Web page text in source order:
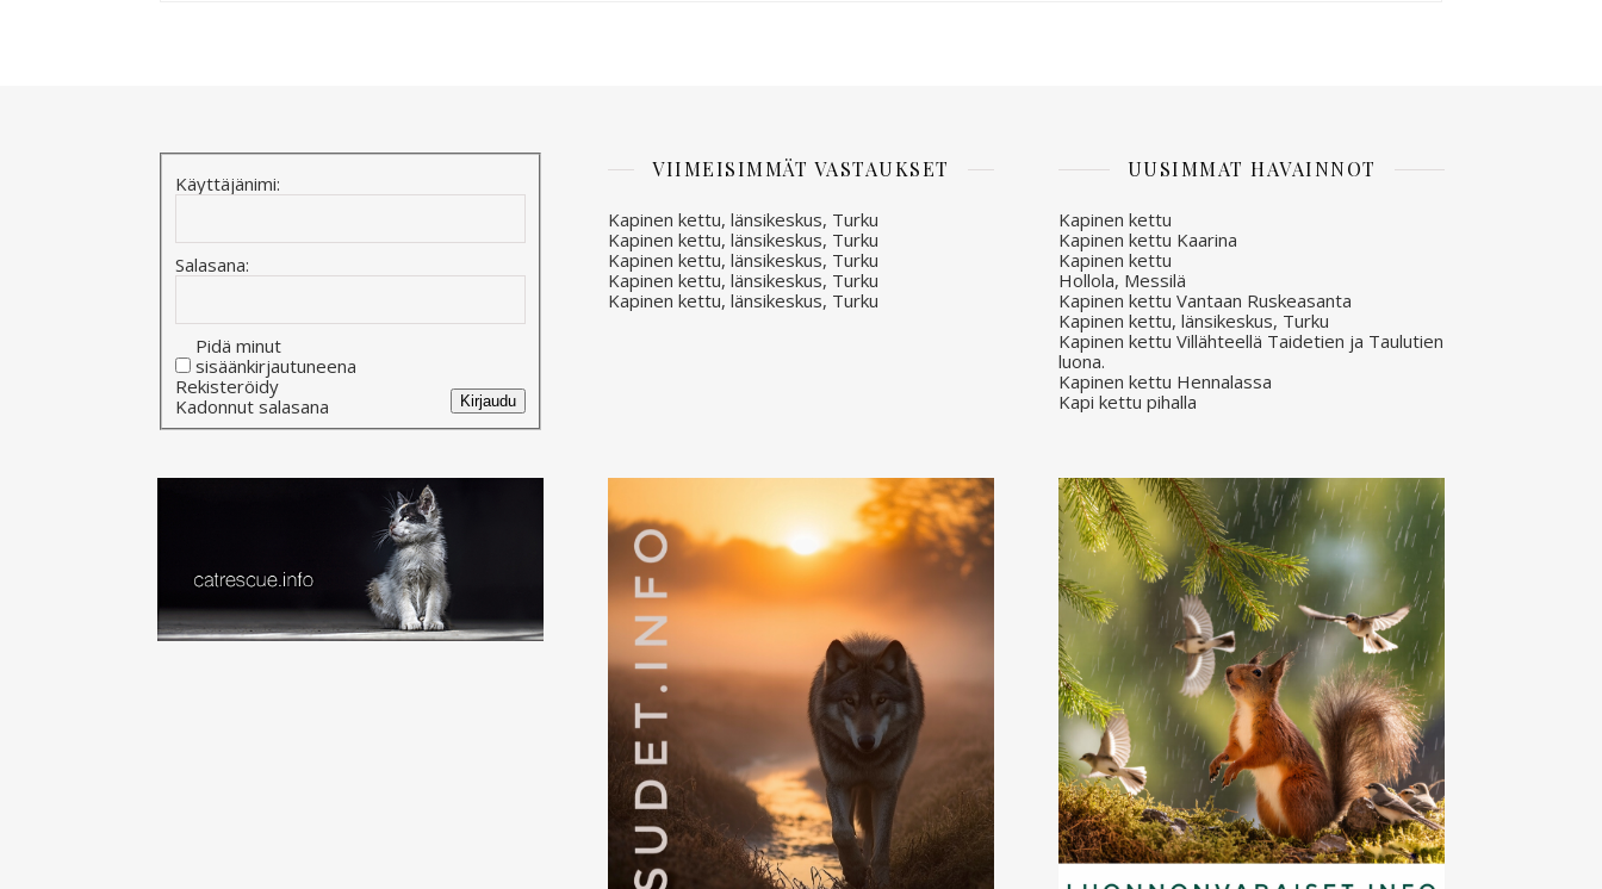
Käyttäjänimi:
Salasana:
Pidä minut
sisäänkirjautuneena
Alternative:
Kirjaudu
Rekisteröidy
Kadonnut salasana
VIIMEISIMMÄT VASTAUKSET
Kapinen kettu, länsikeskus, Turku
Kapinen kettu, länsikeskus, Turku
Kapinen kettu, länsikeskus, Turku
Kapinen kettu, länsikeskus, Turku
Kapinen kettu, länsikeskus, Turku
UUSIMMAT HAVAINNOT
Kapinen kettu
Kapinen kettu Kaarina
Kapinen kettu
Hollola, Messilä
Kapinen kettu Vantaan Ruskeasanta
Kapinen kettu, länsikeskus, Turku
Kapinen kettu Villähteellä Taidetien ja Taulutien
luona.
Kapinen kettu Hennalassa
Kapi kettu pihalla